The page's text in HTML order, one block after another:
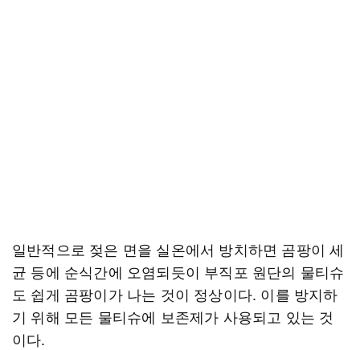
일반적으로 젖은 면을 실온에서 방치하면 곰팡이 세
균 등에 순식간에 오염되듯이 부직포 원단의 물티슈
도 쉽게 곰팡이가 나는 것이 정상이다. 이를 방지하
기 위해 모든 물티슈에 보존제가 사용되고 있는 것
이다.